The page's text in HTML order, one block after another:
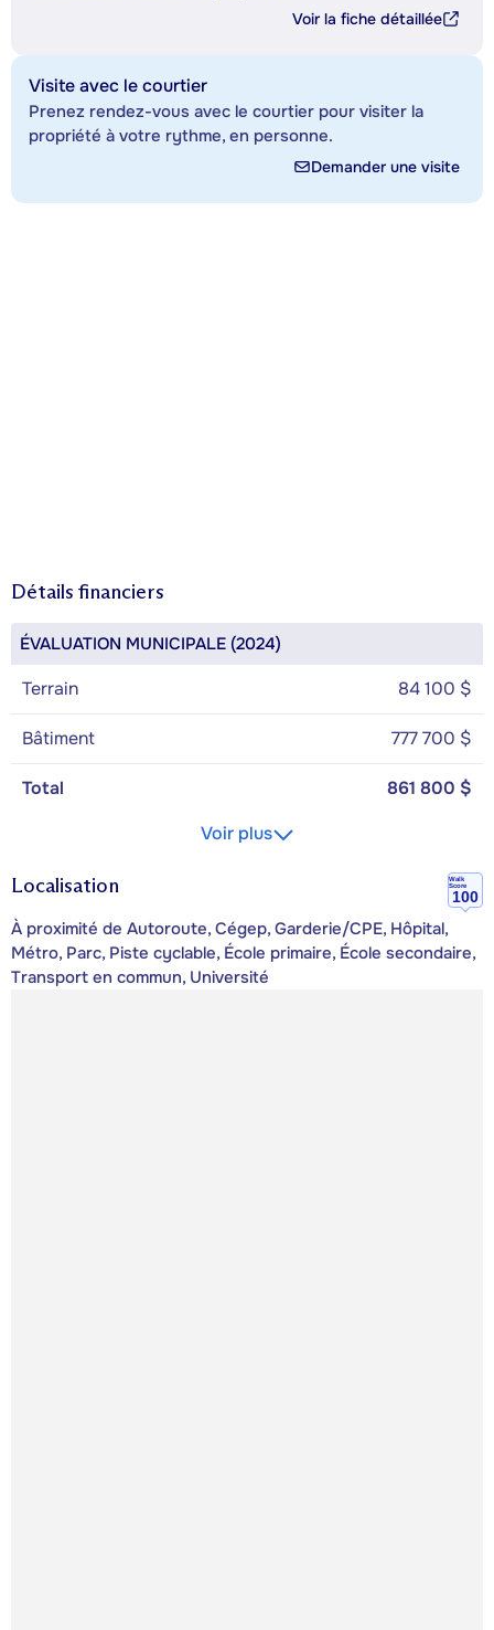
Voir la fiche détaillée
Visite avec le courtier
Prenez rendez-vous avec le courtier pour visiter la
propriété à votre rythme, en personne.
Demander une visite
Détails financiers
ÉVALUATION MUNICIPALE (2024)
Terrain 84 100 $
Bâtiment 777 700 $
Total
861 800 $
Voir plus
Localisation
Walk
Score
100
À proximité de Autoroute, Cégep, Garderie/CPE, Hôpital,
Métro, Parc, Piste cyclable, École primaire, École secondaire,
Transport en commun, Université